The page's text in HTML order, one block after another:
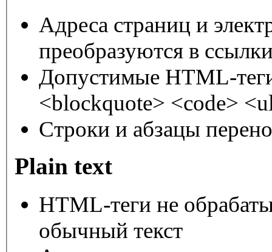
Адреса страниц и
преобразуются в
Допустимые HTML-
<blockquote> <code>
Строки и абзацы
Plain text
HTML-теги не
обычный текст